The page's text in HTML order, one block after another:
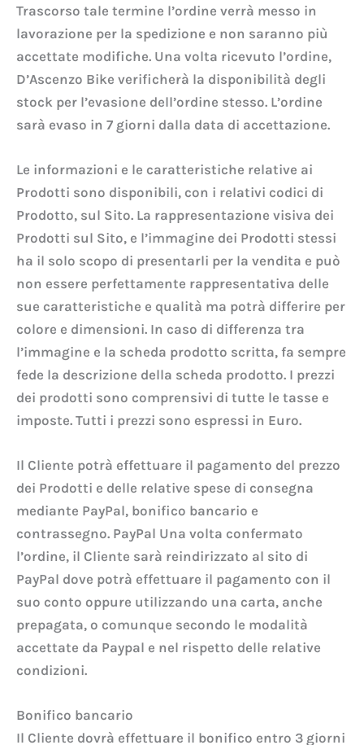
Trascorso tale termine l’ordine verrà messo in
lavorazione per la spedizione e non saranno più
accettate modifiche. Una volta ricevuto l’ordine,
D’Ascenzo Bike verificherà la disponibilità degli
stock per l’evasione dell’ordine stesso. L’ordine
sarà evaso in 7 giorni dalla data di accettazione.
Le informazioni e le caratteristiche relative ai
Prodotti sono disponibili, con i relativi codici di
Prodotto, sul Sito. La rappresentazione visiva dei
Prodotti sul Sito, e l’immagine dei Prodotti stessi
ha il solo scopo di presentarli per la vendita e può
non essere perfettamente rappresentativa delle
sue caratteristiche e qualità ma potrà differire per
colore e dimensioni. In caso di differenza tra
l’immagine e la scheda prodotto scritta, fa sempre
fede la descrizione della scheda prodotto. I prezzi
dei prodotti sono comprensivi di tutte le tasse e
imposte. Tutti i prezzi sono espressi in Euro.
Il Cliente potrà effettuare il pagamento del prezzo
dei Prodotti e delle relative spese di consegna
mediante PayPal, bonifico bancario e
contrassegno. PayPal Una volta confermato
l’ordine, il Cliente sarà reindirizzato al sito di
PayPal dove potrà effettuare il pagamento con il
suo conto oppure utilizzando una carta, anche
prepagata, o comunque secondo le modalità
accettate da Paypal e nel rispetto delle relative
condizioni.
Bonifico bancario
Il Cliente dovrà effettuare il bonifico entro 3 giorni